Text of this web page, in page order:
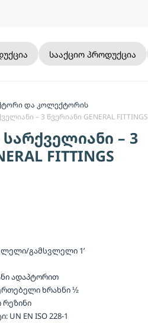
სააქციო პროდუქცია
და კოლექტორის
– 3 წვერიანი GENERAL FITTINGS
– 3
FITTINGS
გამსვლელი 1’
ადაპტორით
ხრახნი ½
რეზინი
UN EN ISO 228-1